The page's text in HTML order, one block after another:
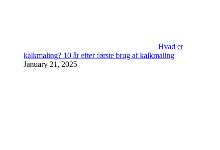
Hvad er
kalkmaling? 10 år efter første brug af kalkmaling
January 21, 2025